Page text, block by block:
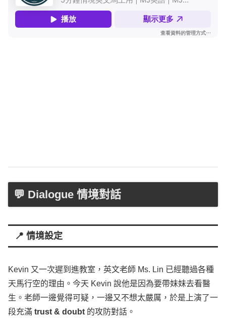
💬 Dialogue 情境對話
📍 情境設定
Kevin 又一次遲到進教室，英文老師 Ms. Lin 已經聽過各種
天馬行空的理由。今天 Kevin 說他是因為要帶妹妹去看醫
生。老師一邊覺得可疑，一邊又不想太嚴厲，於是上演了一
段充滿 trust & doubt 的攻防對話。